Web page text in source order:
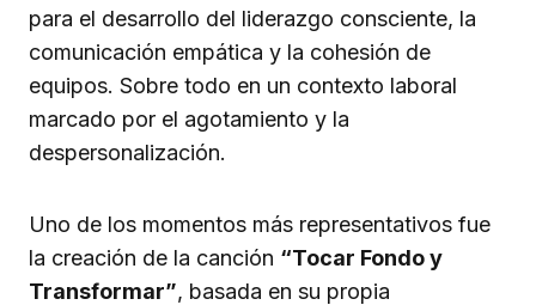
para el desarrollo del liderazgo consciente, la
comunicación empática y la cohesión de
equipos. Sobre todo en un contexto laboral
marcado por el agotamiento y la
despersonalización.
Uno de los momentos más representativos fue
la creación de la canción “Tocar Fondo y
Transformar”, basada en su propia